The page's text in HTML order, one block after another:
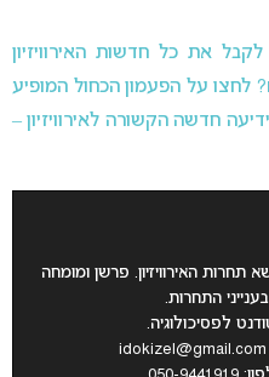
את כל חדשות האירוויזיון
לחצו על הפעמון הכחול המופיע
חדשה הקשורה לאירוויזיון –
תחרות האירוויזיון. פרשן ומומחה
בענייני התחרות.
לפסיכולוגיה.
idokizel@gmail.com